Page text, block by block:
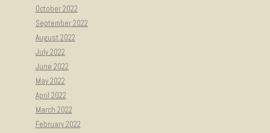
October 2022
September 2022
August 2022
July 2022
June 2022
May 2022
April 2022
March 2022
February 2022